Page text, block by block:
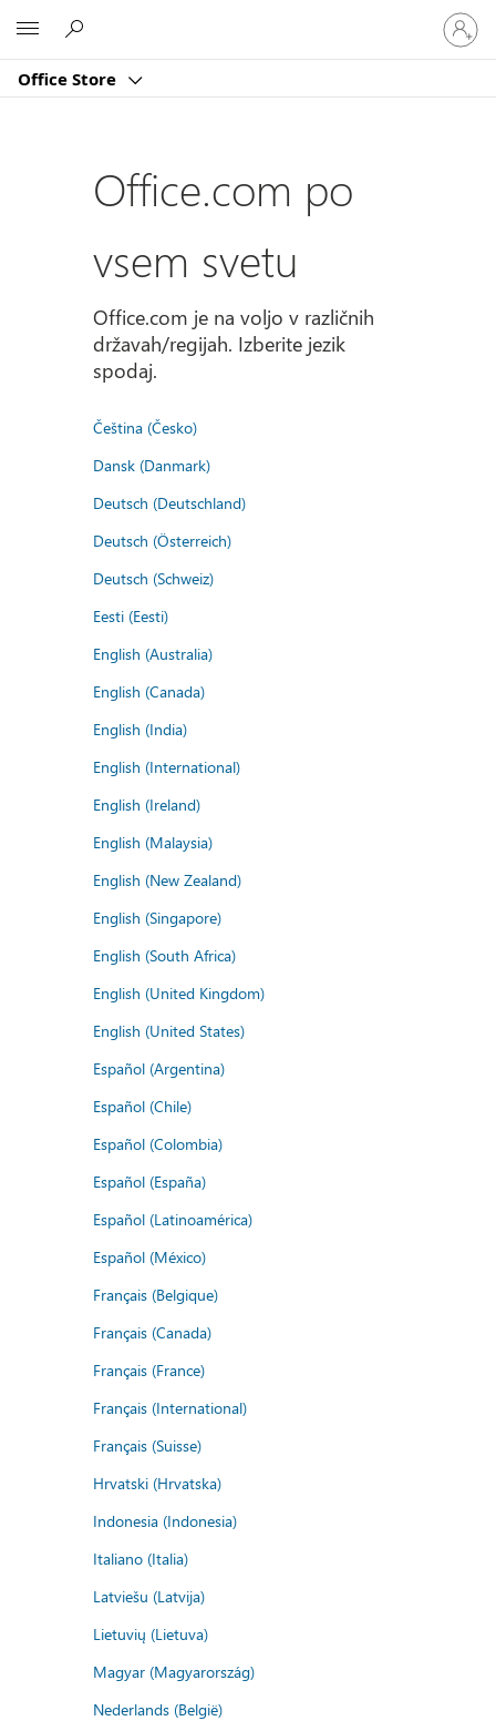
Office Store
Vpišite
se
v
račun
Office.com po
vsem svetu
Office.com je na voljo v različnih
državah/regijah. Izberite jezik
spodaj.
Čeština (Česko)
Dansk (Danmark)
Deutsch (Deutschland)
Deutsch (Österreich)
Deutsch (Schweiz)
Eesti (Eesti)
English (Australia)
English (Canada)
English (India)
English (International)
English (Ireland)
English (Malaysia)
English (New Zealand)
English (Singapore)
English (South Africa)
English (United Kingdom)
English (United States)
Español (Argentina)
Español (Chile)
Español (Colombia)
Español (España)
Español (Latinoamérica)
Español (México)
Français (Belgique)
Français (Canada)
Français (France)
Français (International)
Français (Suisse)
Hrvatski (Hrvatska)
Indonesia (Indonesia)
Italiano (Italia)
Latviešu (Latvija)
Lietuvių (Lietuva)
Magyar (Magyarország)
Nederlands (België)